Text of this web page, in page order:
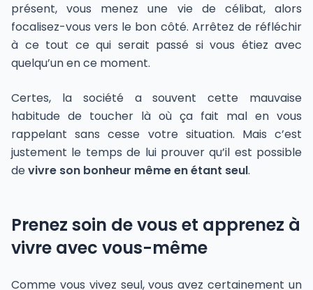
présent, vous menez une vie de célibat, alors
focalisez-vous vers le bon côté. Arrêtez de réfléchir
à ce tout ce qui serait passé si vous étiez avec
quelqu’un en ce moment.
Certes, la société a souvent cette mauvaise
habitude de toucher là où ça fait mal en vous
rappelant sans cesse votre situation. Mais c’est
justement le temps de lui prouver qu’il est possible
devivre son bonheur même en étant seul.
Prenez soin de vous et apprenez à
vivre avec vous-même
Comme vous vivez seul, vous avez certainement un